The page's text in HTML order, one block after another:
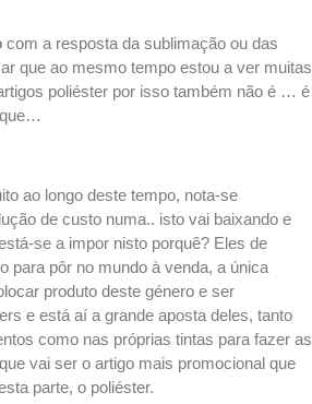
com a resposta da sublimação ou das
que ao mesmo tempo estou a ver muitas
poliéster por isso também não é … é
ao longo deste tempo, nota-se
de custo numa.. isto vai baixando e
se a impor nisto porquê? Eles de
para pôr no mundo à venda, a única
produto deste género e ser
e está aí a grande aposta deles, tanto
como nas próprias tintas para fazer as
vai ser o artigo mais promocional que
parte, o poliéster.